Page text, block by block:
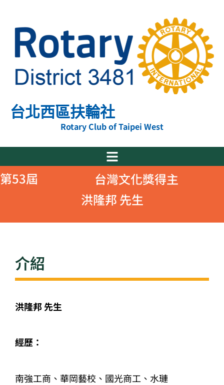
台北西區扶輪社
Rotary Club of Taipei West
第53屆
台灣文化獎得主
洪隆邦 先生
介紹
洪隆邦先生
經歷：
南強工商、華岡藝校、國光商工、水璉